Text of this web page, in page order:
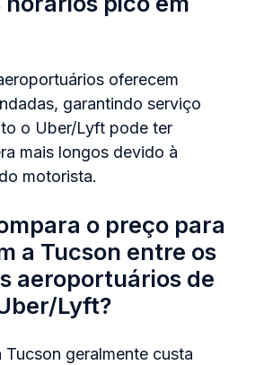
oferecem
garantindo serviço
o Uber/Lyft pode ter
mais longos devido à
motorista.
o preço para
a Tucson entre os
aeroportuários de
Lyft?
Tucson geralmente custa